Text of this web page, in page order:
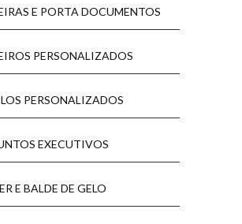
E PORTA DOCUMENTOS
PERSONALIZADOS
PERSONALIZADOS
EXECUTIVOS
E BALDE DE GELO